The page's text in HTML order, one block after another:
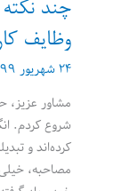
چند نکته
وظایف
۲۴ شهریور ۱۳۹۹
مشاور
شروع کردم.
کرده‌اند و
مصاحبه، خیلی